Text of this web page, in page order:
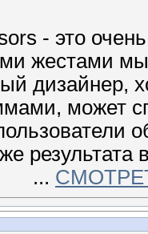
- это
жестами
дизайнер,
может
...